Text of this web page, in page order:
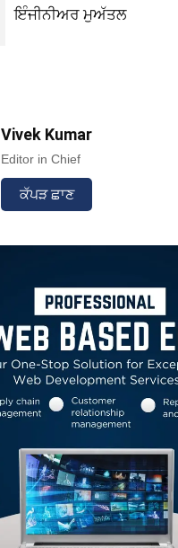
ਇੰਜੀਨੀਅਰ ਮੁਅੱਤਲ
Vivek Kumar
Editor in Chief
ਕੱਪੜ ਛਾਣ